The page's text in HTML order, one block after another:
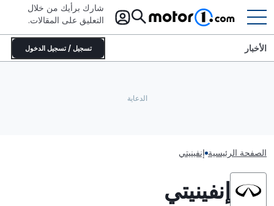
شارك برأيك من خلال
التعليق على المقالات.
تسجيل / تسجيل الدخول الأخبار
الصفحة الرئيسية إنفينيتي
إنفينيتي